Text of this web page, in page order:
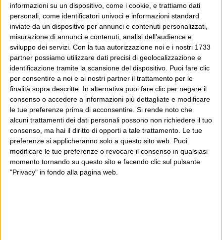
informazioni su un dispositivo, come i cookie, e trattiamo dati
personali, come identificatori univoci e informazioni standard
inviate da un dispositivo per annunci e contenuti personalizzati,
misurazione di annunci e contenuti, analisi dell'audience e
sviluppo dei servizi. Con la tua autorizzazione noi e i nostri 1733
partner possiamo utilizzare dati precisi di geolocalizzazione e
identificazione tramite la scansione del dispositivo. Puoi fare clic
per consentire a noi e ai nostri partner il trattamento per le
finalità sopra descritte. In alternativa puoi fare clic per negare il
consenso o accedere a informazioni più dettagliate e modificare
le tue preferenze prima di acconsentire. Si rende noto che
alcuni trattamenti dei dati personali possono non richiedere il tuo
consenso, ma hai il diritto di opporti a tale trattamento. Le tue
preferenze si applicheranno solo a questo sito web. Puoi
modificare le tue preferenze o revocare il consenso in qualsiasi
momento tornando su questo sito e facendo clic sul pulsante
"Privacy" in fondo alla pagina web.